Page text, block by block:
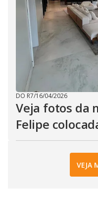
DO R7/16/04/2026
Veja fotos da
Felipe
VEJA